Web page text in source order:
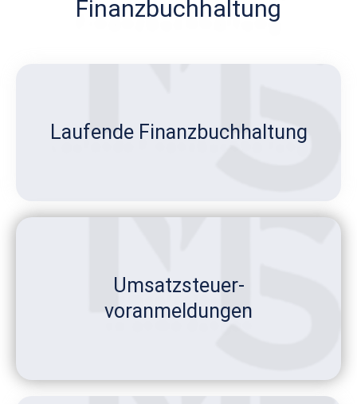
Finanzbuchhaltung
Laufende Finanzbuchhaltung
Umsatzsteuer-
voranmeldungen